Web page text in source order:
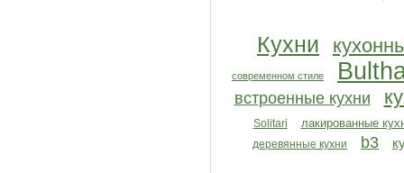
Кухни
современном стиле
встроенные кухни
Solitari лакированные
деревянные кухни b3